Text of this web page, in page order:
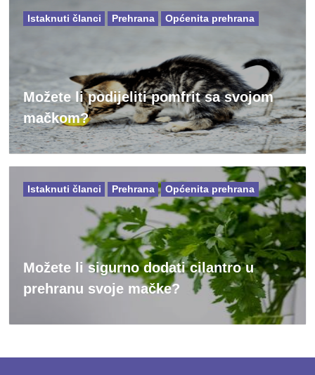
Možete li podijeliti pomfrit sa svojom
mačkom?
Istaknuti članci Prehrana Općenita prehrana
Možete li sigurno dodati cilantro u
prehranu svoje mačke?
Istaknuti članci Prehrana Općenita prehrana